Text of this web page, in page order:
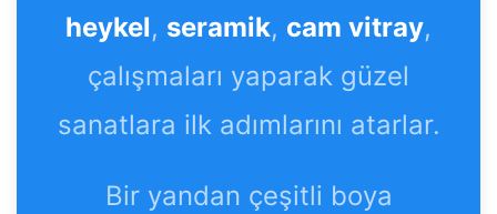
heykel, seramik, cam vitray,
çalışmaları yaparak güzel
sanatlara ilk adımlarını atarlar.
Bir yandan çeşitli boya